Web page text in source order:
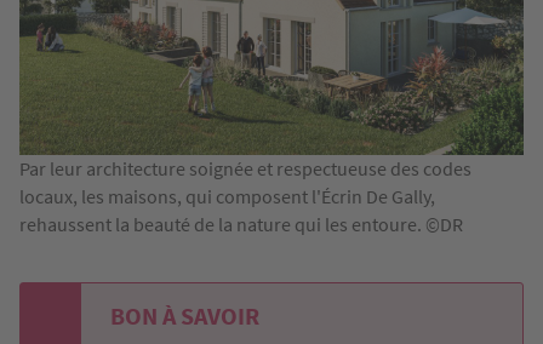
Par leur architecture soignée et respectueuse des codes
locaux, les maisons, qui composent l'Écrin De Gally,
rehaussent la beauté de la nature qui les entoure. ©DR
BON À SAVOIR